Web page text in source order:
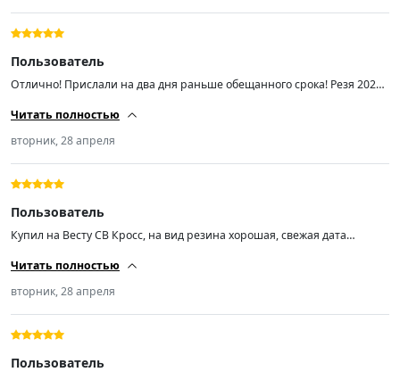
Пользователь
Отлично! Прислали на два дня раньше обещанного срока! Резя 2026
рекомендую продавца! Спасибо!!!
Читать полностью
вторник, 28 апреля
Пользователь
Купил на Весту СВ Кросс, на вид резина хорошая, свежая дата
Читать полностью
вторник, 28 апреля
Пользователь